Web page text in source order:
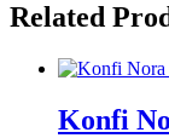
Related
Konfi